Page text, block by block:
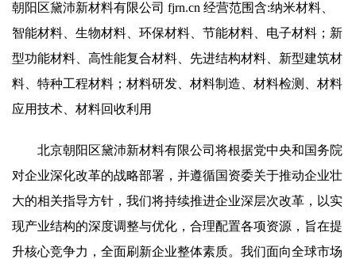
朝阳区黛沛新材料有限公司 fjrn.cn 经营范围含:纳米材料、
智能材料、生物材料、环保材料、节能材料、电子材料；新
型功能材料、高性能复合材料、先进结构材料、新型建筑材
料、特种工程材料；材料研发、材料制造、材料检测、材料
应用技术、材料回收利用
北京朝阳区黛沛新材料有限公司将根据党中央和国务院
对企业深化改革的战略部署，并遵循国资委关于推动企业壮
大的相关指导方针，我们将持续推进企业深层次改革，以实
现产业结构的深度调整与优化，合理配置各项资源，旨在提
升核心竞争力，全面刷新企业整体素质。我们面向全球市场